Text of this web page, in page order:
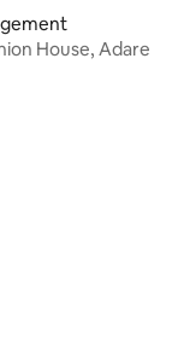
la base de 800
Clonunion House, Adare